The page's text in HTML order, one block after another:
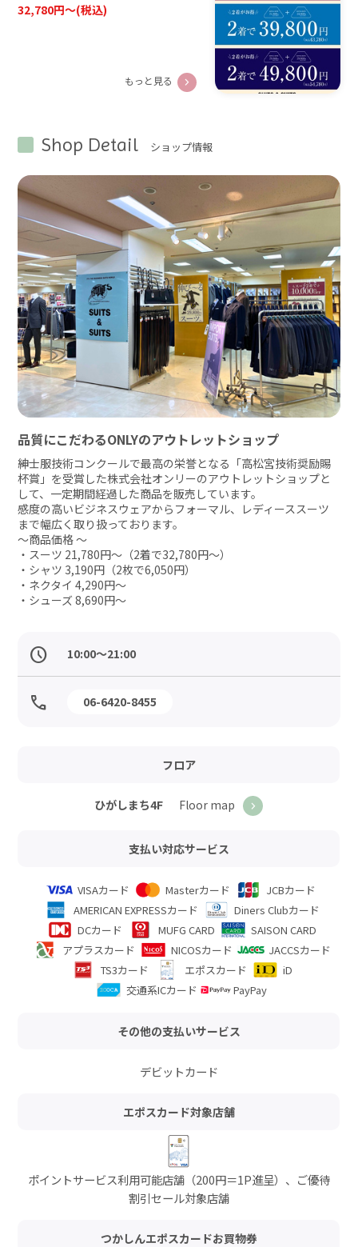
32,780円〜(税込)
もっと見る
Shop Detail ショップ情報
品質にこだわるONLYのアウトレットショップ
紳士服技術コンクールで最高の栄誉となる「高松宮技術奨励賜
杯賞」を受賞した株式会社オンリーのアウトレットショップと
して、一定期間経過した商品を販売しています。
感度の高いビジネスウェアからフォーマル、レディーススーツ
まで幅広く取り扱っております。
～商品価格 ～
・スーツ 21,780円～（2着で32,780円～）
・シャツ 3,190円（2枚で6,050円）
・ネクタイ 4,290円～
・シューズ 8,690円～
10:00～21:00
06-6420-8455
フロア
ひがしまち4F Floor map
支払い対応サービス
VISAカード Masterカード
JCBカード
AMERICAN EXPRESSカード
Diners Clubカード
DCカード
MUFG CARD
SAISON CARD
アプラスカード
NICOSカード
JACCSカード
TS3カード
エポスカード
iD
交通系ICカード
PayPay
その他の支払いサービス
デビットカード
エポスカード対象店舗
ポイントサービス利用可能店舗（200円＝1P進呈）、ご優待
割引セール対象店舗
つかしんエポスカードお買物券